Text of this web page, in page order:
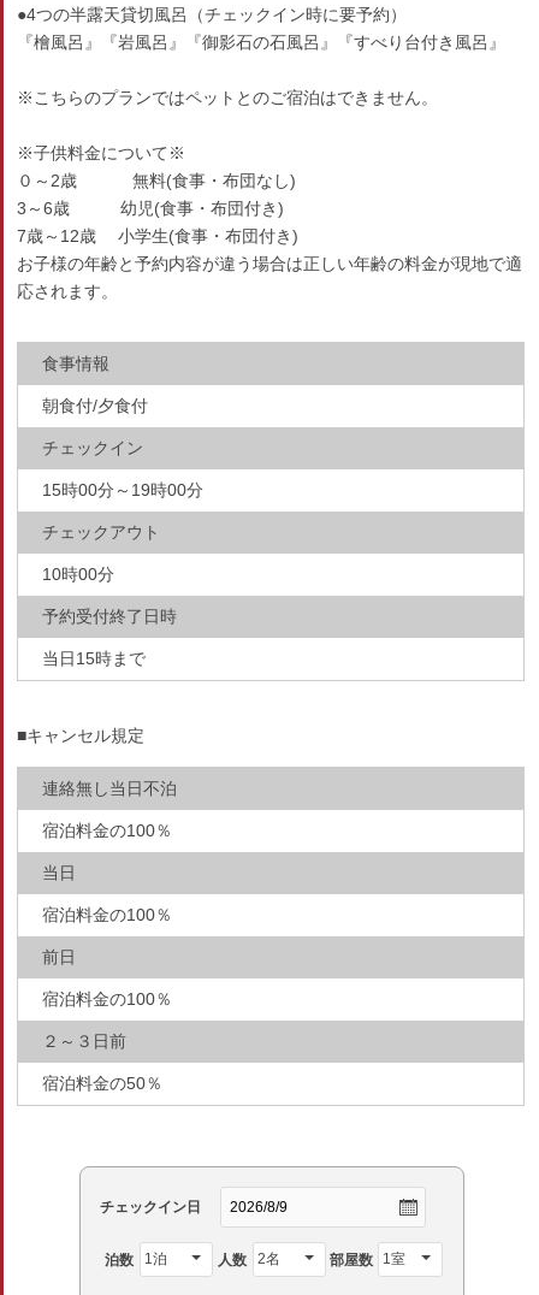
●4つの半露天貸切風呂（チェックイン時に要予約）
『檜風呂』『岩風呂』『御影石の石風呂』『すべり台付き風呂』
※こちらのプランではペットとのご宿泊はできません。
※子供料金について※
０～2歳 無料(食事・布団なし)
3～6歳 幼児(食事・布団付き)
7歳～12歳 小学生(食事・布団付き)
お子様の年齢と予約内容が違う場合は正しい年齢の料金が現地で適
応されます。
食事情報
朝食付/夕食付
チェックイン
15時00分～19時00分
チェックアウト
10時00分
予約受付終了日時
当日15時まで
■キャンセル規定
連絡無し当日不泊
宿泊料金の100％
当日
宿泊料金の100％
前日
宿泊料金の100％
２～３日前
宿泊料金の50％
チェックイン日
泊数 人数 部屋数